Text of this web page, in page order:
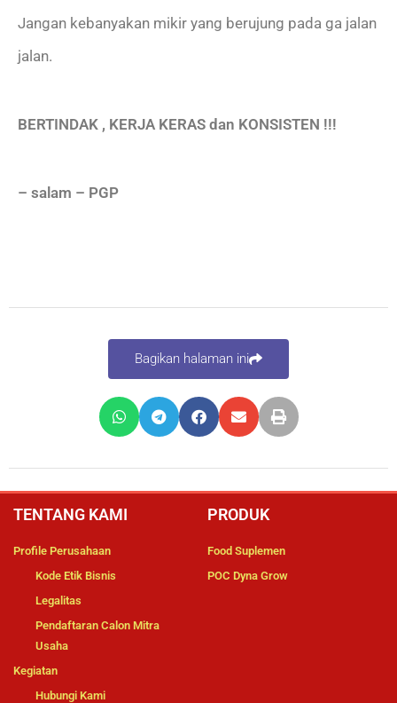
Jangan kebanyakan mikir yang berujung pada ga jalan
jalan.
BERTINDAK , KERJA KERAS dan KONSISTEN !!!
– salam – PGP
Bagikan halaman ini
TENTANG KAMI
Profile Perusahaan
Kode Etik Bisnis
Legalitas
Pendaftaran Calon Mitra
Usaha
Kegiatan
Hubungi Kami
PRODUK
Food Suplemen
POC Dyna Grow